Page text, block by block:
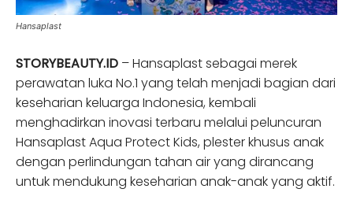
Hansaplast
STORYBEAUTY.ID – Hansaplast sebagai merek
perawatan luka No.1 yang telah menjadi bagian dari
keseharian keluarga Indonesia, kembali
menghadirkan inovasi terbaru melalui peluncuran
Hansaplast Aqua Protect Kids, plester khusus anak
dengan perlindungan tahan air yang dirancang
untuk mendukung keseharian anak-anak yang aktif.